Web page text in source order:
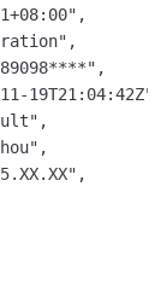
19T21:04:42Z",